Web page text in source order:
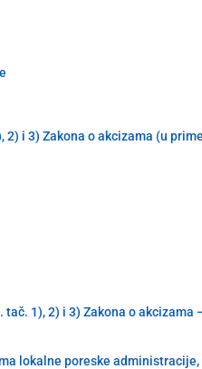
i 3) Zakona o akcizama (u
1), 2) i 3) Zakona o akcizama
lokalne poreske